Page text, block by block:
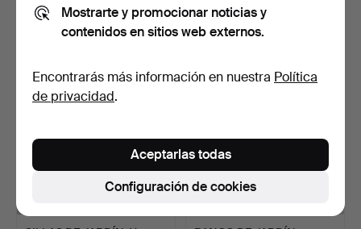
10 pujas
74 USD
1 puja
32 USD
Mostrarte y promocionar noticias y
contenidos en sitios web externos.
Encontrarás más información en nuestra Política
de privacidad.
Configuración de cookies
Aceptarlas todas